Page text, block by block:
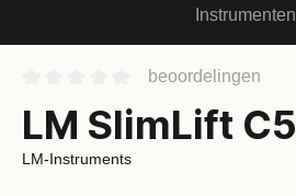
Instrumenten
beoordelingen
LM SlimLift C5
LM-Instruments